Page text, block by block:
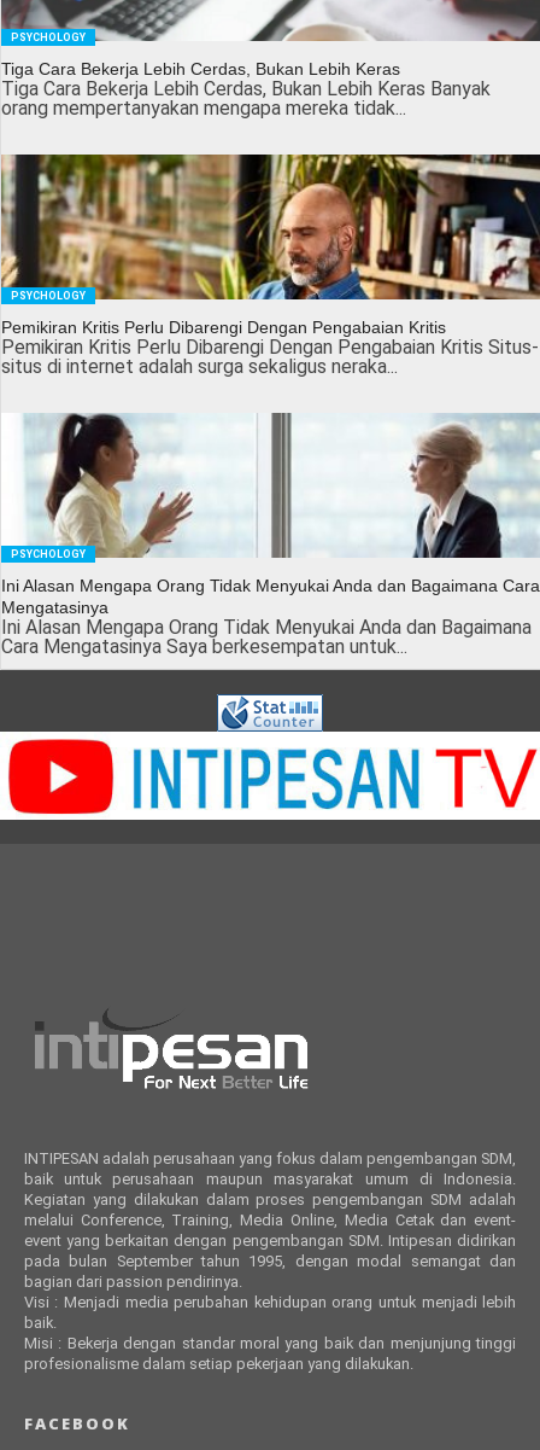
PSYCHOLOGY
Tiga Cara Bekerja Lebih Cerdas, Bukan Lebih Keras
Tiga Cara Bekerja Lebih Cerdas, Bukan Lebih Keras Banyak
orang mempertanyakan mengapa mereka tidak...
PSYCHOLOGY
Pemikiran Kritis Perlu Dibarengi Dengan Pengabaian Kritis
Pemikiran Kritis Perlu Dibarengi Dengan Pengabaian Kritis Situs-
situs di internet adalah surga sekaligus neraka...
PSYCHOLOGY
Ini Alasan Mengapa Orang Tidak Menyukai Anda dan Bagaimana Cara
Mengatasinya
Ini Alasan Mengapa Orang Tidak Menyukai Anda dan Bagaimana
Cara Mengatasinya Saya berkesempatan untuk...
INTIPESAN adalah perusahaan yang fokus dalam pengembangan SDM,
baik untuk perusahaan maupun masyarakat umum di Indonesia.
Kegiatan yang dilakukan dalam proses pengembangan SDM adalah
melalui Conference, Training, Media Online, Media Cetak dan event-
event yang berkaitan dengan pengembangan SDM. Intipesan didirikan
pada bulan September tahun 1995, dengan modal semangat dan
bagian dari passion pendirinya.
Visi : Menjadi media perubahan kehidupan orang untuk menjadi lebih
baik.
Misi : Bekerja dengan standar moral yang baik dan menjunjung tinggi
profesionalisme dalam setiap pekerjaan yang dilakukan.
FACEBOOK